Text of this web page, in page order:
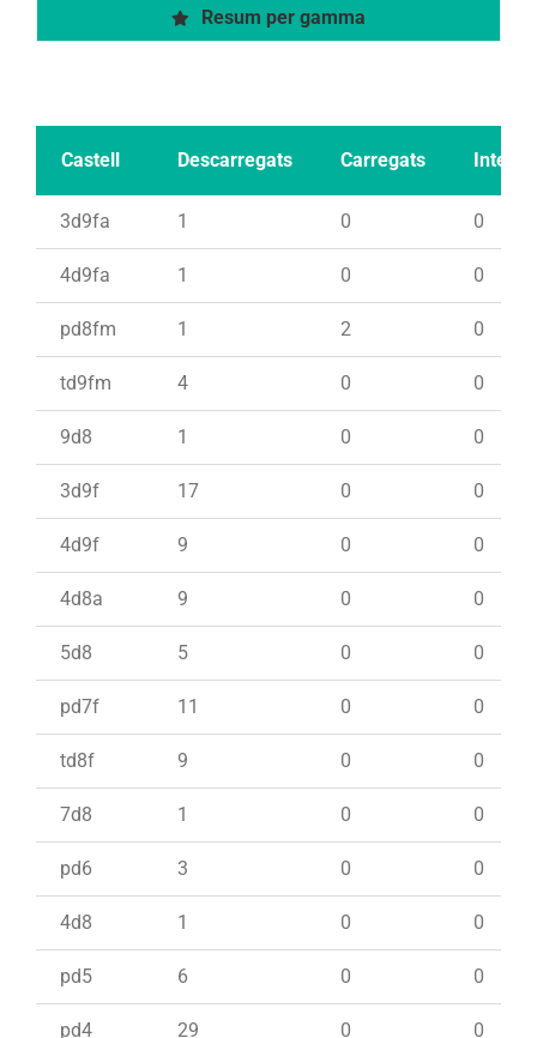
Resum per gamma
Castell Descarregats Carregats Intents
3d9fa 1 0 0
4d9fa 1 0 0
pd8fm 1 2 0
td9fm 4 0 0
9d8 1 0 0
3d9f 17 0 0
4d9f 9 0 0
4d8a 9 0 0
5d8 5 0 0
pd7f 11 0 0
td8f 9 0 0
7d8 1 0 0
pd6 3 0 0
4d8 1 0 0
pd5 6 0 0
pd4 29 0 0